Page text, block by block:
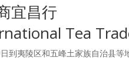
宜昌行
Tea
到夷陵区和五峰土家族自治县